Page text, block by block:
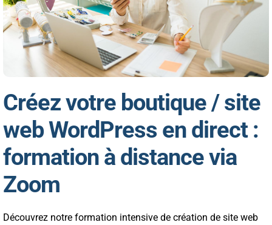
Créez votre boutique / site
web WordPress en direct :
formation à distance via
Zoom
Découvrez notre formation intensive de création de site web